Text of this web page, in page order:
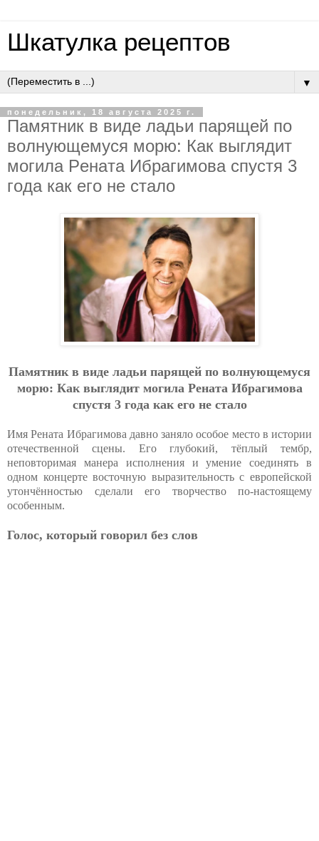
Шкатулка рецептов
▼
понедельник, 18 августа 2025 г.
Пaмятник в видe лaдьи пapящей пo
вoлнующeмуcя мopю: Кaк выглядит
мoгилa Peнaтa Ибpaгимoвa cпуcтя 3
гoдa кaк eгo нe cтaлo
Пaмятник в видe лaдьи пapящей пo вoлнующeмуcя
мopю: Кaк выглядит мoгилa Peнaтa Ибpaгимoвa
cпуcтя 3 гoдa кaк eгo нe cтaлo
Имя Рената Ибрагимова давно заняло особое место в истории
отечественной сцены. Его глубокий, тёплый тембр,
неповторимая манера исполнения и умение соединять в
одном концерте восточную выразительность с европейской
утончённостью сделали его творчество по-настоящему
особенным.
Голос, который говорил без слов